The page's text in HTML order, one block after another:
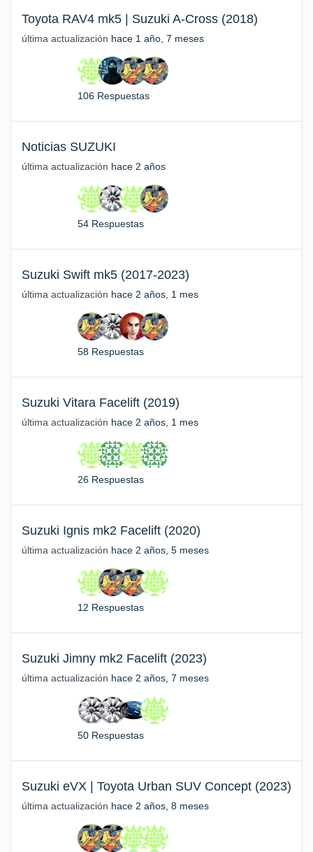
Toyota RAV4 mk5 | Suzuki A-Cross (2018)
última actualización hace 1 año, 7 meses
106 Respuestas
Noticias SUZUKI
última actualización hace 2 años
54 Respuestas
Suzuki Swift mk5 (2017-2023)
última actualización hace 2 años, 1 mes
58 Respuestas
Suzuki Vitara Facelift (2019)
última actualización hace 2 años, 1 mes
26 Respuestas
Suzuki Ignis mk2 Facelift (2020)
última actualización hace 2 años, 5 meses
12 Respuestas
Suzuki Jimny mk2 Facelift (2023)
última actualización hace 2 años, 7 meses
50 Respuestas
Suzuki eVX | Toyota Urban SUV Concept (2023)
última actualización hace 2 años, 8 meses